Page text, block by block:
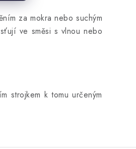
za mokra nebo suchým
ve směsi s vlnou nebo
strojkem k tomu určeným